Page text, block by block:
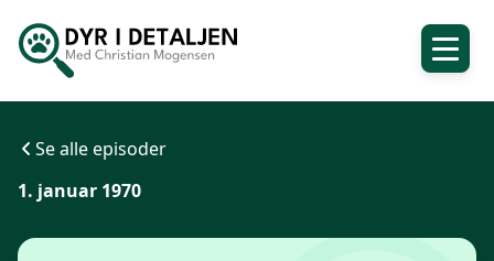
Se alle episoder
1. januar 1970